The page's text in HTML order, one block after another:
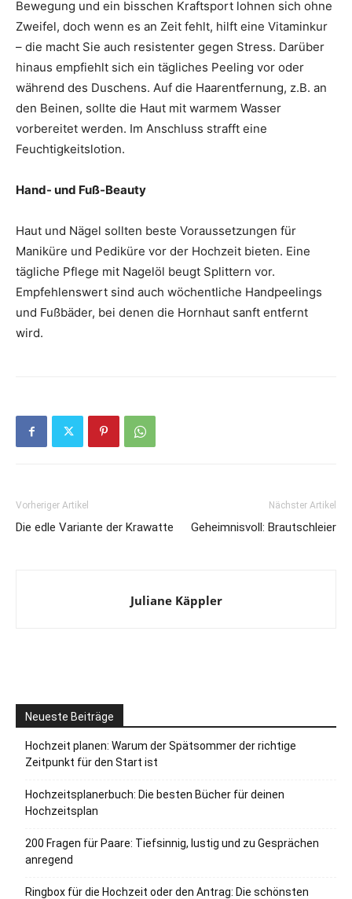
Bewegung und ein bisschen Kraftsport lohnen sich ohne
Zweifel, doch wenn es an Zeit fehlt, hilft eine Vitaminkur
– die macht Sie auch resistenter gegen Stress. Darüber
hinaus empfiehlt sich ein tägliches Peeling vor oder
während des Duschens. Auf die Haarentfernung, z.B. an
den Beinen, sollte die Haut mit warmem Wasser
vorbereitet werden. Im Anschluss strafft eine
Feuchtigkeitslotion.
Hand- und Fuß-Beauty
Haut und Nägel sollten beste Voraussetzungen für
Maniküre und Pediküre vor der Hochzeit bieten. Eine
tägliche Pflege mit Nagelöl beugt Splittern vor.
Empfehlenswert sind auch wöchentliche Handpeelings
und Fußbäder, bei denen die Hornhaut sanft entfernt
wird.
Vorheriger Artikel
Die edle Variante der Krawatte
Nächster Artikel
Geheimnisvoll: Brautschleier
Juliane Käppler
Neueste Beiträge
Hochzeit planen: Warum der Spätsommer der richtige
Zeitpunkt für den Start ist
Hochzeitsplanerbuch: Die besten Bücher für deinen
Hochzeitsplan
200 Fragen für Paare: Tiefsinnig, lustig und zu Gesprächen
anregend
Ringbox für die Hochzeit oder den Antrag: Die schönsten